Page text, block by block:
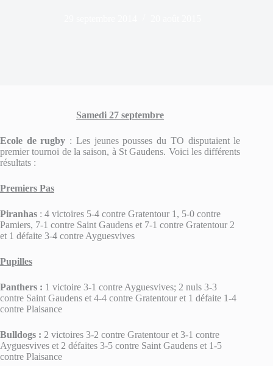
Samedi 27 septembre
Ecole de rugby : Les jeunes pousses du TO disputaient le
premier tournoi de la saison, à St Gaudens. Voici les différents
résultats :
Premiers Pas
Piranhas : 4 victoires 5-4 contre Gratentour 1, 5-0 contre
Pamiers, 7-1 contre Saint Gaudens et 7-1 contre Gratentour 2
et 1 défaite 3-4 contre Ayguesvives
Pupilles
Panthers : 1 victoire 3-1 contre Ayguesvives; 2 nuls 3-3
contre Saint Gaudens et 4-4 contre Gratentour et 1 défaite 1-4
contre Plaisance
Bulldogs : 2 victoires 3-2 contre Gratentour et 3-1 contre
Ayguesvives et 2 défaites 3-5 contre Saint Gaudens et 1-5
contre Plaisance